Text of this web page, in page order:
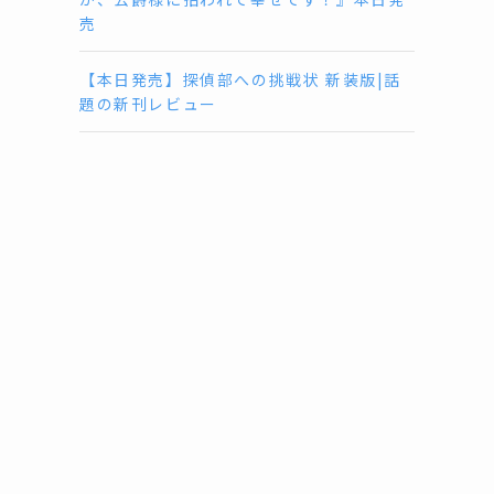
売
【本日発売】探偵部への挑戦状 新装版|話
題の新刊レビュー